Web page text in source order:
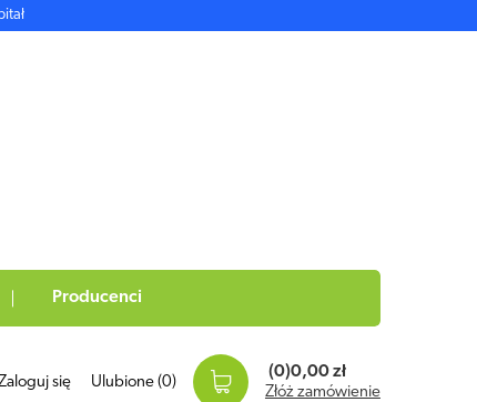
Producenci
się Ulubione (0)
(0)0,00 zł
Złóż zamówienie